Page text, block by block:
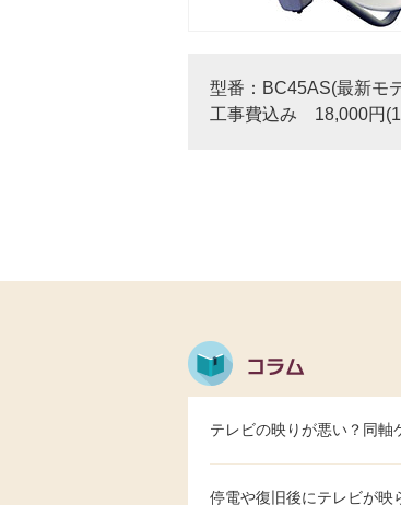
型番：BC45AS(最新モ
工事費込み 18,000円
テレビの映りが悪い？同軸
停電や復旧後にテレビが映